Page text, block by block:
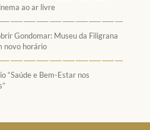
ao ar livre
Gondomar: Museu da Filigrana
novo horário
“Saúde e Bem-Estar nos